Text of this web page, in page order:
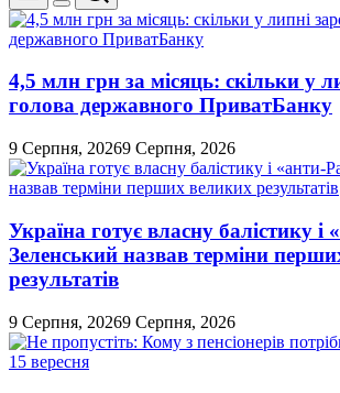
Перемикач
кольорового
режиму
4,5 млн грн за місяць: скільки у
голова державного ПриватБанку
9 Серпня, 20269 Серпня, 2026
Україна готує власну балістику і
Зеленський назвав терміни
результатів
9 Серпня, 20269 Серпня, 2026